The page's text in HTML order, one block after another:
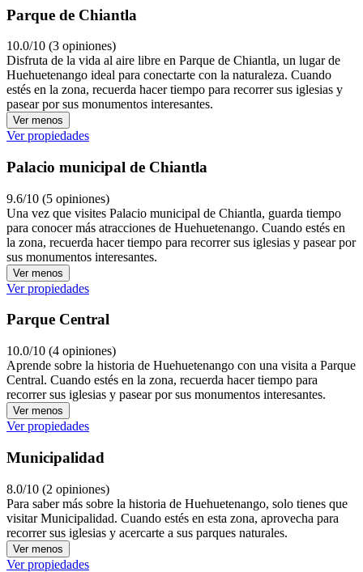
Parque de Chiantla
10.0/10 (3 opiniones)
Disfruta de la vida al aire libre en Parque de Chiantla, un lugar de
Huehuetenango ideal para conectarte con la naturaleza. Cuando
estés en la zona, recuerda hacer tiempo para recorrer sus iglesias y
pasear por sus monumentos interesantes.
Ver menos
Ver propiedades
Palacio municipal de Chiantla
9.6/10 (5 opiniones)
Una vez que visites Palacio municipal de Chiantla, guarda tiempo
para conocer más atracciones de Huehuetenango. Cuando estés en
la zona, recuerda hacer tiempo para recorrer sus iglesias y pasear por
sus monumentos interesantes.
Ver menos
Ver propiedades
Parque Central
10.0/10 (4 opiniones)
Aprende sobre la historia de Huehuetenango con una visita a Parque
Central. Cuando estés en la zona, recuerda hacer tiempo para
recorrer sus iglesias y pasear por sus monumentos interesantes.
Ver menos
Ver propiedades
Municipalidad
8.0/10 (2 opiniones)
Para saber más sobre la historia de Huehuetenango, solo tienes que
visitar Municipalidad. Cuando estés en esta zona, aprovecha para
recorrer sus iglesias y acercarte a sus parques naturales.
Ver menos
Ver propiedades